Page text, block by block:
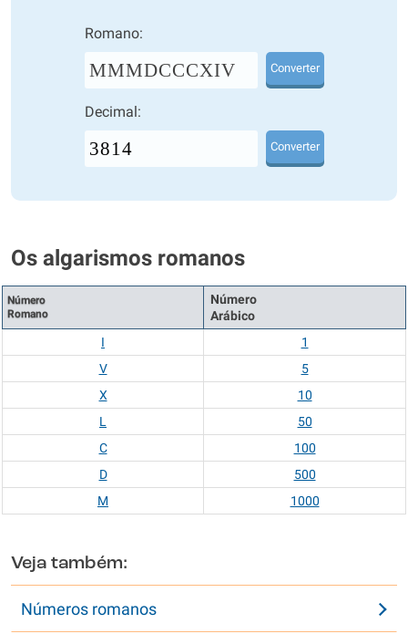
Romano:
MMMDCCCXIV Converter
Decimal:
Converter
Os algarismos romanos
Número
Romano
Número
Arábico
I
1
V
5
X
10
L
50
C
100
D
500
M
1000
Veja também:
Números romanos